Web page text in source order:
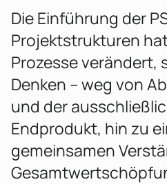
Die Einführung der
Projektstrukturen
Prozesse verändert,
Denken – weg von
und der
Endprodukt, hin zu
gemeinsamen